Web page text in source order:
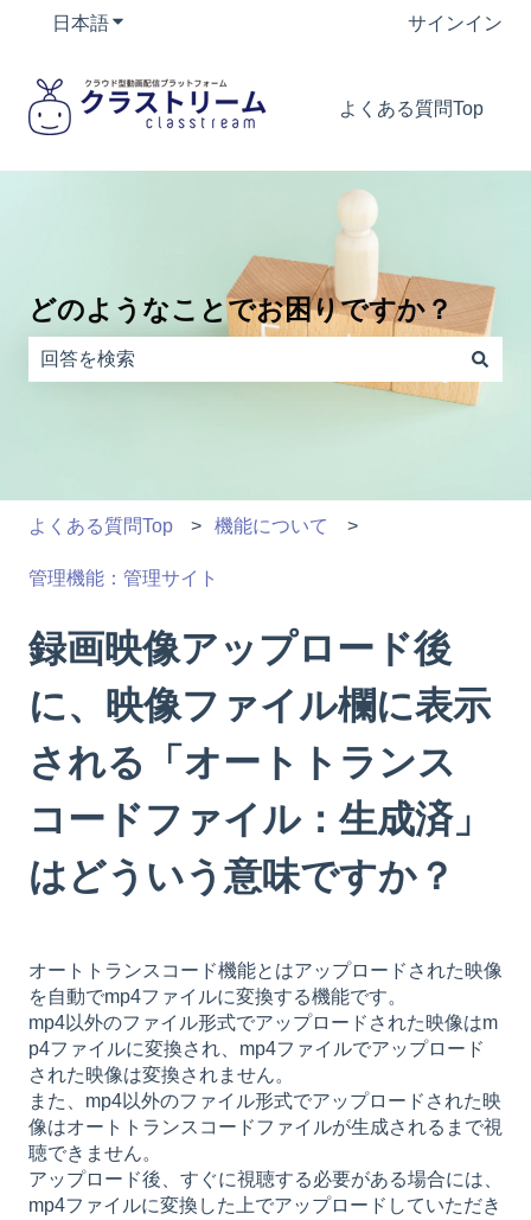
日本語翻訳のサブメニューを表示 サインイン
よくある質問Top
どのようなことでお困りですか？
検索フィールドが空なので、候補はありません。
よくある質問Top 機能について
管理機能：管理サイト
録画映像アップロード後
に、映像ファイル欄に表示
される「オートトランス
コードファイル：生成済」
はどういう意味ですか？
オートトランスコード機能とはアップロードされた映像
を自動でmp4ファイルに変換する機能です。
mp4以外のファイル形式でアップロードされた映像はm
p4ファイルに変換され、mp4ファイルでアップロード
された映像は変換されません。
また、mp4以外のファイル形式でアップロードされた映
像はオートトランスコードファイルが生成されるまで視
聴できません。
アップロード後、すぐに視聴する必要がある場合には、
mp4ファイルに変換した上でアップロードしていただき